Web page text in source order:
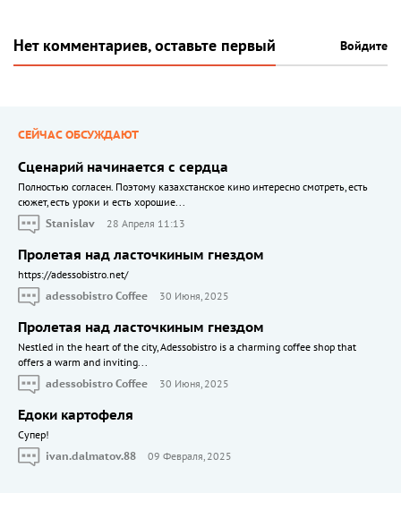
Нет комментариев, оставьте первый Войдите
СЕЙЧАС ОБСУЖДАЮТ
Сценарий начинается с сердца
Полностью согласен. Поэтому казахстанское кино интересно смотреть, есть
сюжет, есть уроки и есть хорошие...
Stanislav
28 Апреля 11:13
Пролетая над ласточкиным гнездом
https://adessobistro.net/
adessobistro Coffee
30 Июня, 2025
Пролетая над ласточкиным гнездом
Nestled in the heart of the city, Adessobistro is a charming coffee shop that
offers a warm and inviting...
adessobistro Coffee
30 Июня, 2025
Едоки картофеля
Cупер!
ivan.dalmatov.88
09 Февраля, 2025